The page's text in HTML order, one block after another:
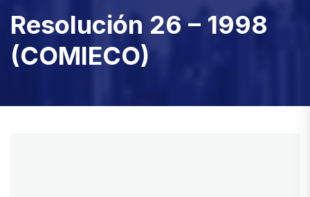
Resolución 26 – 1998
(COMIECO)